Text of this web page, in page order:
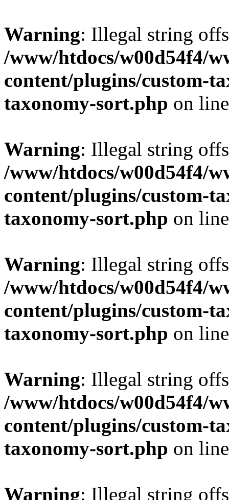
Warning: Illegal string
/www/htdocs/w00d54f4/
content/plugins/custom-
taxonomy-sort.php on
Warning: Illegal string
/www/htdocs/w00d54f4/
content/plugins/custom-
taxonomy-sort.php on
Warning: Illegal string
/www/htdocs/w00d54f4/
content/plugins/custom-
taxonomy-sort.php on
Warning: Illegal string
/www/htdocs/w00d54f4/
content/plugins/custom-
taxonomy-sort.php on
Warning: Illegal string